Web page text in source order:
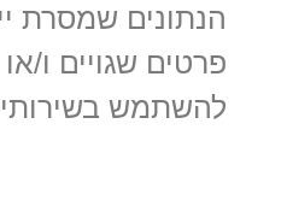
הנתונים שמסרת
פרטים שגויים ו/
להשתמש